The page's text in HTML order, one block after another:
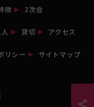
徴 2次会
貸切 アクセス
リシー サイトマップ